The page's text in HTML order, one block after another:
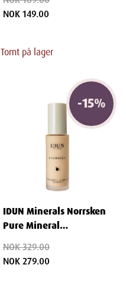
NOK 149.00
Tomt på lager
-15%
IDUN Minerals Norrsken
Pure Mineral
Freja 30 ml
NOK 329.00
NOK 279.00